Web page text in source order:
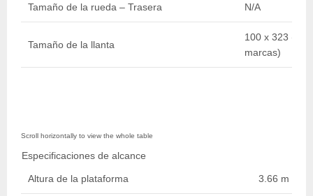
Tamaño de la rueda – Trasera N/A
Tamaño de la llanta
100 x 323
marcas)
Especificaciones de alcance
Altura de la plataforma 3.66 m / 12